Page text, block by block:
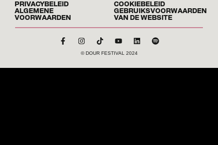
PRIVACYBELEID
ALGEMENE
VOORWAARDEN
COOKIEBELEID
GEBRUIKSVOORWAARDEN
VAN DE WEBSITE
© DOUR FESTIVAL 2024